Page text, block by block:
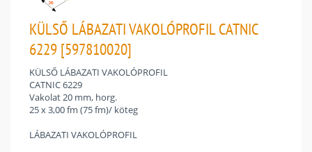
KÜLSŐ LÁBAZATI VAKOLÓPROFIL CATNIC
6229 [597810020]
KÜLSŐ LÁBAZATI VAKOLÓPROFIL
CATNIC 6229
Vakolat 20 mm, horg.
25 x 3,00 fm (75 fm)/ köteg
LÁBAZATI VAKOLÓPROFIL